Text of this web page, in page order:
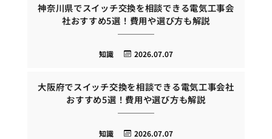
神奈川県でスイッチ交換を相談できる電気工事会
社おすすめ5選！費用や選び方も解説
2026.07.07
知識
大阪府でスイッチ交換を相談できる電気工事会社
おすすめ5選！費用や選び方も解説
2026.07.07
知識